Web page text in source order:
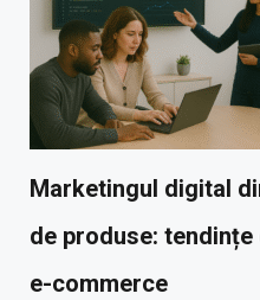
Marketingul digital
de produse: tendințe
e-commerce